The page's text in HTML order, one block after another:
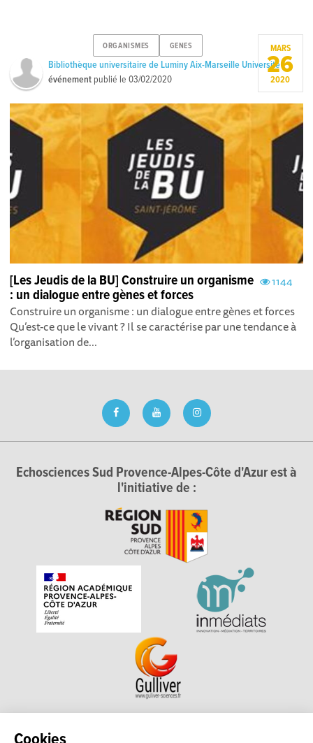
ORGANISMES GENES
Bibliothèque universitaire de Luminy Aix-Marseille Université
événement publié le03/02/2020
MARS
26
2020
1144
[Les Jeudis de la BU] Construire un organisme
: un dialogue entre gènes et forces
Construire un organisme : un dialogue entre gènes et forces
Qu’est-ce que le vivant ? Il se caractérise par une tendance à
l’organisation de...
Echosciences Sud Provence-Alpes-Côte d'Azur est à
l'initiative de :
Echosciences Sud Provence-Alpes-Côte d'Azur est à